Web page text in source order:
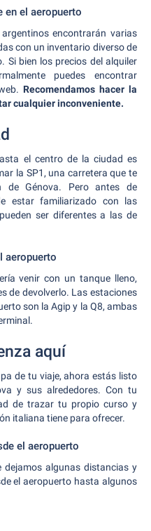
en el aeropuerto
encontrarán varias
con un inventario diverso de
Si bien los precios del alquiler
puedes encontrar
Recomendamos hacer la
cualquier inconveniente.
el centro de la ciudad es
la SP1, una carretera que te
de Génova. Pero antes de
estar familiarizado con las
ser diferentes a las de
aeropuerto
venir con un tanque lleno,
de devolverlo. Las estaciones
son la Agip y la Q8, ambas
aquí
de tu viaje, ahora estás listo
y sus alrededores. Con tu
de trazar tu propio curso y
italiana tiene para ofrecer.
el aeropuerto
dejamos algunas distancias y
el aeropuerto hasta algunos